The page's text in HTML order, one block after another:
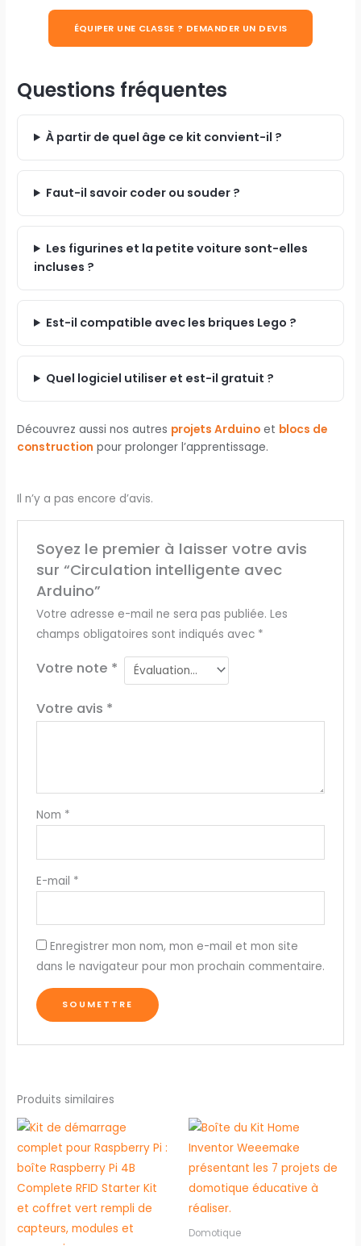
ÉQUIPER UNE CLASSE ? DEMANDER UN DEVIS
Questions fréquentes
À partir de quel âge ce kit convient-il ?
Faut-il savoir coder ou souder ?
Les figurines et la petite voiture sont-elles
incluses ?
Est-il compatible avec les briques Lego ?
Quel logiciel utiliser et est-il gratuit ?
Découvrez aussi nos autres projets Arduino et blocs de
construction pour prolonger l’apprentissage.
Il n’y a pas encore d’avis.
Soyez le premier à laisser votre avis
sur “Circulation intelligente avec
Arduino”
Votre adresse e-mail ne sera pas publiée. Les
champs obligatoires sont indiqués avec *
Votre note *
Votre avis *
Nom *
E-mail *
Enregistrer mon nom, mon e-mail et mon site
dans le navigateur pour mon prochain commentaire.
Produits similaires
Domotique